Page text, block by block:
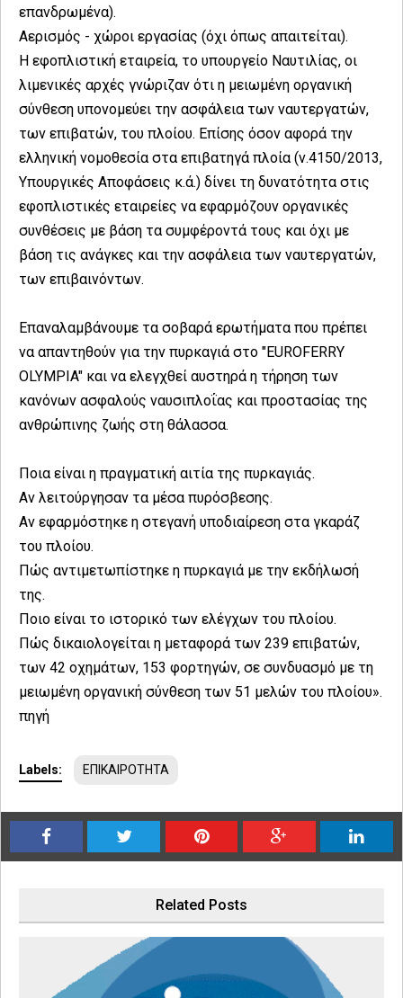
επανδρωμένα).
Αερισμός - χώροι εργασίας (όχι όπως απαιτείται).
Η εφοπλιστική εταιρεία, το υπουργείο Ναυτιλίας, οι
λιμενικές αρχές γνώριζαν ότι η μειωμένη οργανική
σύνθεση υπονομεύει την ασφάλεια των ναυτεργατών,
των επιβατών, του πλοίου. Επίσης όσον αφορά την
ελληνική νομοθεσία στα επιβατηγά πλοία (ν.4150/2013,
Υπουργικές Αποφάσεις κ.ά.) δίνει τη δυνατότητα στις
εφοπλιστικές εταιρείες να εφαρμόζουν οργανικές
συνθέσεις με βάση τα συμφέροντά τους και όχι με
βάση τις ανάγκες και την ασφάλεια των ναυτεργατών,
των επιβαινόντων.
Επαναλαμβάνουμε τα σοβαρά ερωτήματα που πρέπει
να απαντηθούν για την πυρκαγιά στο "EUROFERRY
OLYMPIA" και να ελεγχθεί αυστηρά η τήρηση των
κανόνων ασφαλούς ναυσιπλοΐας και προστασίας της
ανθρώπινης ζωής στη θάλασσα.
Ποια είναι η πραγματική αιτία της πυρκαγιάς.
Αν λειτούργησαν τα μέσα πυρόσβεσης.
Αν εφαρμόστηκε η στεγανή υποδιαίρεση στα γκαράζ
του πλοίου.
Πώς αντιμετωπίστηκε η πυρκαγιά με την εκδήλωσή
της.
Ποιο είναι το ιστορικό των ελέγχων του πλοίου.
Πώς δικαιολογείται η μεταφορά των 239 επιβατών,
των 42 οχημάτων, 153 φορτηγών, σε συνδυασμό με τη
μειωμένη οργανική σύνθεση των 51 μελών του πλοίου».
πηγή
Labels: ΕΠΙΚΑΙΡΟΤΗΤΑ
Related Posts